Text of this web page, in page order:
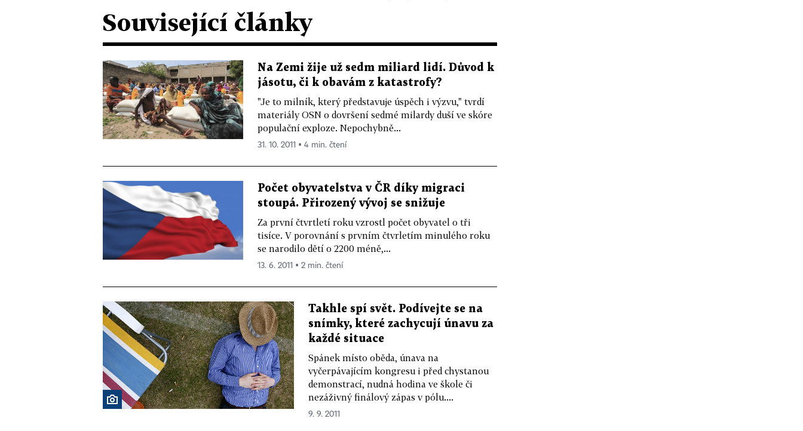
Související články
Na Zemi žije už sedm miliard lidí. Důvod k
jásotu, či k obavám z katastrofy?
"Je to milník, který představuje úspěch i výzvu," tvrdí
materiály OSN o dovršení sedmé milardy duší ve skóre
populační exploze. Nepochybně...
31. 10. 2011 ▪ 4 min. čtení
Počet obyvatelstva v ČR díky migraci
stoupá. Přirozený vývoj se snižuje
Za první čtvrtletí roku vzrostl počet obyvatel o tři
tisíce. V porovnání s prvním čtvrletím minulého roku
se narodilo dětí o 2200 méně,...
13. 6. 2011 ▪ 2 min. čtení
Takhle spí svět. Podívejte se na
snímky, které zachycují únavu za
každé situace
Spánek místo oběda, únava na
vyčerpávajícím kongresu i před chystanou
demonstrací, nudná hodina ve škole či
nezáživný finálový zápas v pólu....
9. 9. 2011